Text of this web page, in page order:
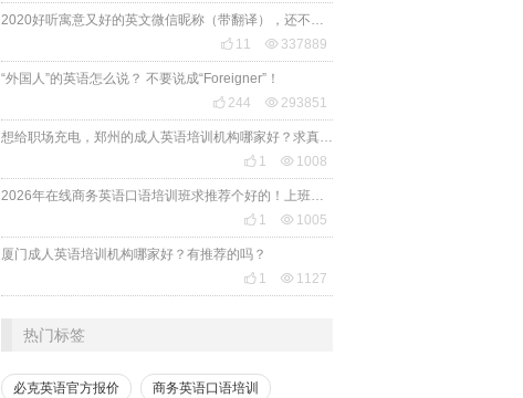
 11  337889
“外国人”的英语怎么说？ 不要说成“Foreigner”！
 244  293851
 1  1008
 1  1005
厦门成人英语培训机构哪家好？有推荐的吗？
 1  1127
热门标签
必克英语官方报价 商务英语口语培训